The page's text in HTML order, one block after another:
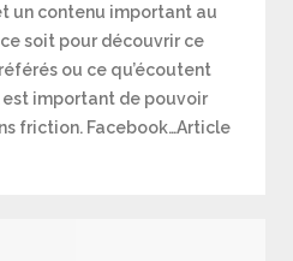
un contenu important au
soit pour découvrir ce
ou ce qu’écoutent
important de pouvoir
friction. Facebook…Article